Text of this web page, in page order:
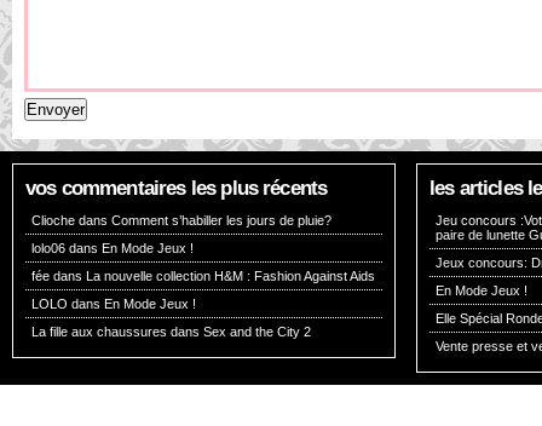
vos commentaires les plus récents
Clioche dans Comment s’habiller les jours de pluie?
lolo06 dans En Mode Jeux !
fée dans La nouvelle collection H&M : Fashion Against Aids
LOLO dans En Mode Jeux !
La fille aux chaussures dans Sex and the City 2
les articles
Jeu concours
paire de lunette
Jeux concours:
En Mode Jeux !
Elle Spécial
Vente presse et